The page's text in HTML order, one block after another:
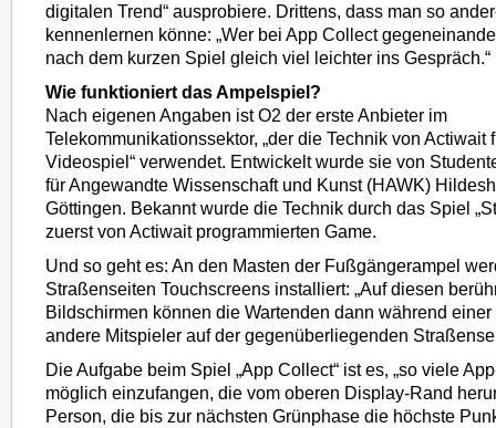
digitalen Trend“ ausprobiere. Drittens, dass man so
kennenlernen könne: „Wer bei App Collect
nach dem kurzen Spiel gleich viel leichter ins Gespräch.“
Wie funktioniert das Ampelspiel?
Nach eigenen Angaben ist O2 der erste Anbieter im
Telekommunikationssektor, „der die Technik von Actiwait
Videospiel“ verwendet. Entwickelt wurde sie von
für Angewandte Wissenschaft und Kunst (HAWK)
Göttingen. Bekannt wurde die Technik durch das Spiel
zuerst von Actiwait programmierten Game.
Und so geht es: An den Masten der Fußgängerampel
Straßenseiten Touchscreens installiert: „Auf diesen
Bildschirmen können die Wartenden dann während
andere Mitspieler auf der gegenüberliegenden
Die Aufgabe beim Spiel „App Collect“ ist es, „so viele
möglich einzufangen, die vom oberen Display-Rand
Person, die bis zur nächsten Grünphase die höchste